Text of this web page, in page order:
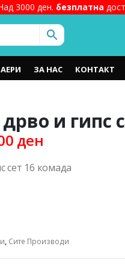
3000 ден. безплатна
ЗА НАС КОНТАКТ
и гипс
ден.
ден
is:
сет 16 комада
, Сите Производи